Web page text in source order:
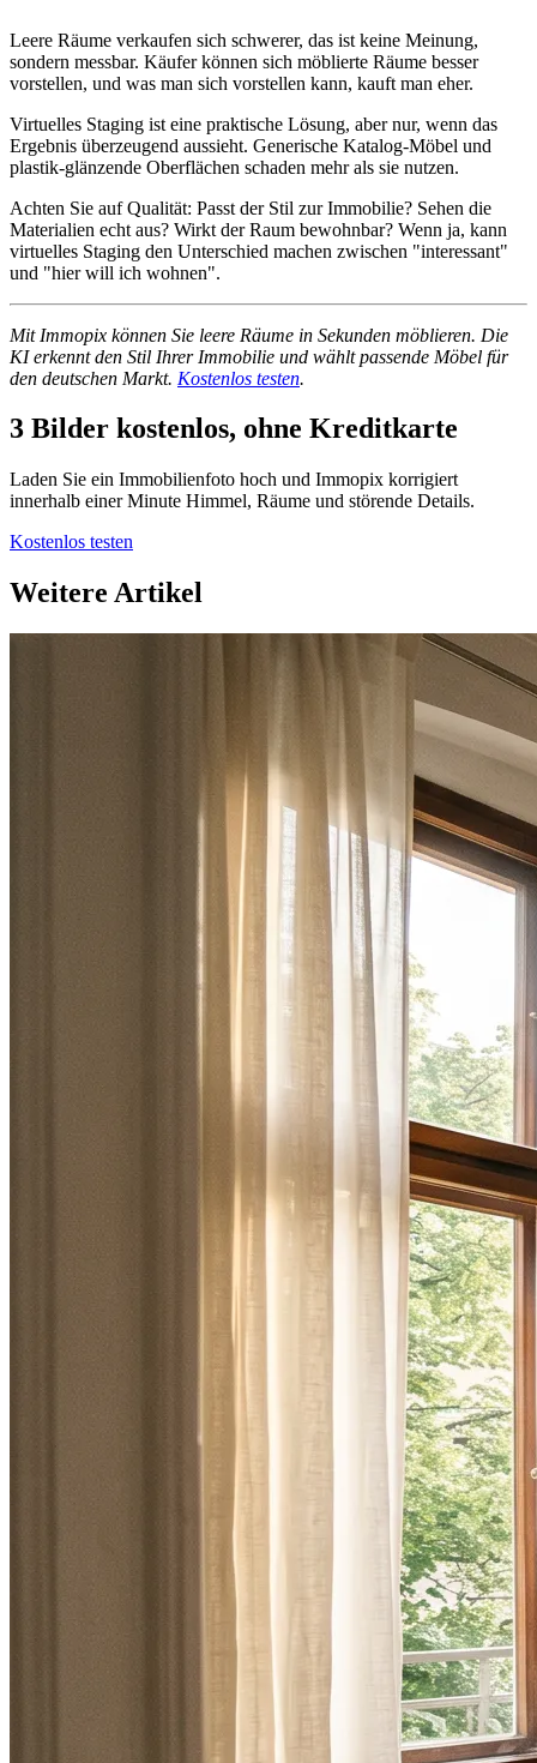
Leere Räume verkaufen sich schwerer, das ist keine Meinung,
sondern messbar. Käufer können sich möblierte Räume besser
vorstellen, und was man sich vorstellen kann, kauft man eher.
Virtuelles Staging ist eine praktische Lösung, aber nur, wenn das
Ergebnis überzeugend aussieht. Generische Katalog-Möbel und
plastik-glänzende Oberflächen schaden mehr als sie nutzen.
Achten Sie auf Qualität: Passt der Stil zur Immobilie? Sehen die
Materialien echt aus? Wirkt der Raum bewohnbar? Wenn ja, kann
virtuelles Staging den Unterschied machen zwischen "interessant"
und "hier will ich wohnen".
Mit Immopix können Sie leere Räume in Sekunden möblieren. Die
KI erkennt den Stil Ihrer Immobilie und wählt passende Möbel für
den deutschen Markt. Kostenlos testen.
3 Bilder kostenlos, ohne Kreditkarte
Laden Sie ein Immobilienfoto hoch und Immopix korrigiert
innerhalb einer Minute Himmel, Räume und störende Details.
Kostenlos testen
Weitere Artikel